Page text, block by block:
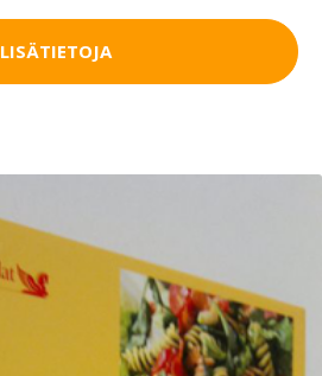
LISÄTIETOJA